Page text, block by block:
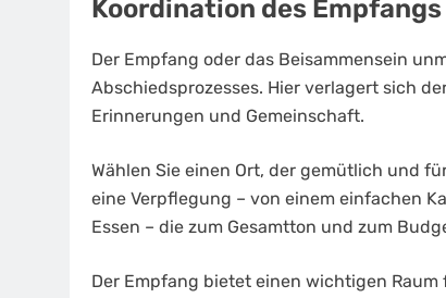
Koordination des
Der Empfang oder das Beisammensein
Abschiedsprozesses. Hier verlagert sich
Erinnerungen und Gemeinschaft.
Wählen Sie einen Ort, der gemütlich und
eine Verpflegung – von einem einfachen
Essen – die zum Gesamtton und zum
Der Empfang bietet einen wichtigen